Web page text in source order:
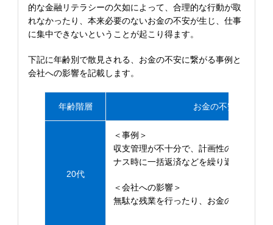
的な金融リテラシーの欠如によって、合理的な行動が取
れなかったり、本来必要のないお金の不安が生じ、仕事
に集中できないということが起こり得ます。
下記に年齢別で散見される、お金の不安に繋がる事例と
会社への影響を記載します。
年齢階層 お金の不安に繋が
20代
＜事例＞
収支管理が不十分で、計画性のある支出
ナス時に一括返済などを繰り返す。
＜会社への影響＞
無駄な残業を行ったり、お金の返済を気